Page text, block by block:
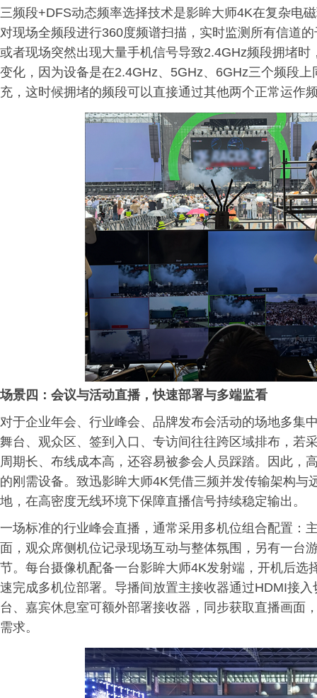
三频段+DFS动态频率选择技术是影眸大师4K在复杂电
对现场全频段进行360度频谱扫描，实时监测所有信道
或者现场突然出现大量手机信号导致2.4GHz频段拥堵
变化，因为设备是在2.4GHz、5GHz、6GHz三个频段
充，这时候拥堵的频段可以直接通过其他两个正常运作
场景四：会议与活动直播，快速部署与多端监看
对于企业年会、行业峰会、品牌发布会活动的场地多
舞台、观众区、签到入口、专访间往往跨区域排布，若
周期长、布线成本高，还容易被参会人员踩踏。因此，
的刚需设备。致迅影眸大师4K凭借三频并发传输架构
地，在高密度无线环境下保障直播信号持续稳定输出。
一场标准的行业峰会直播，通常采用多机位组合配置：
面，观众席侧机位记录现场互动与整体氛围，另有一台
节。每台摄像机配备一台影眸大师4K发射端，开机后
速完成多机位部署。导播间放置主接收器通过HDMI接
台、嘉宾休息室可额外部署接收器，同步获取直播画面
需求。